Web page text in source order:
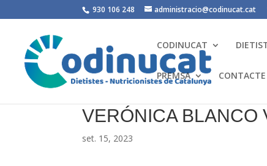
930 106 248 administracio@codinucat.cat
CODINUCAT
PREMSA CONTACTE
VERÓNICA BLANCO
set. 15, 2023